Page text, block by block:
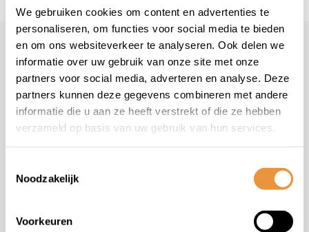
We gebruiken cookies om content en advertenties te
personaliseren, om functies voor social media te bieden
en om ons websiteverkeer te analyseren. Ook delen we
informatie over uw gebruik van onze site met onze
partners voor social media, adverteren en analyse. Deze
partners kunnen deze gegevens combineren met andere
informatie die u aan ze heeft verstrekt of die ze hebben
verzameld op basis van uw gebruik van hun services.
Noodzakelijk
Voorkeuren
Klantenservice geopend
Veelgestelde vragen
+31 78 780 2330
info@artsloten.nl